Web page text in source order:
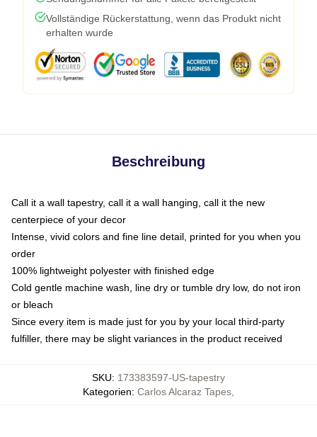
Vollständige Rückerstattung, wenn das Produkt nicht
erhalten wurde
Beschreibung
Call it a wall tapestry, call it a wall hanging, call it the new
centerpiece of your decor
Intense, vivid colors and fine line detail, printed for you when you
order
100% lightweight polyester with finished edge
Cold gentle machine wash, line dry or tumble dry low, do not iron
or bleach
Since every item is made just for you by your local third-party
fulfiller, there may be slight variances in the product received
SKU: 173383597-US-tapestry
Kategorien: Carlos Alcaraz Tapes